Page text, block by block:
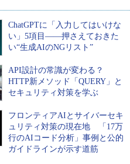
ChatGPTに「入力してはいけな
い」5項目――押さえておきた
い“生成AIのNGリスト”
API設計の常識が変わる？
HTTP新メソッド「QUERY」と
セキュリティ対策を学ぶ
フロンティアAIとサイバーセキ
ュリティ対策の現在地 「17万
行のAIコード分析」事例と公的
ガイドラインが示す道筋